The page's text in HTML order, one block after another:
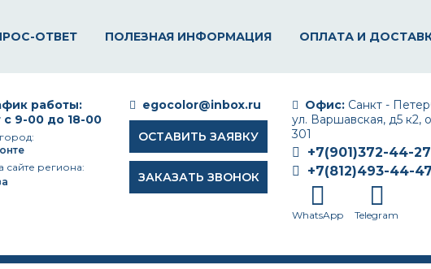
ОТВЕТ ПОЛЕЗНАЯ ИНФОРМАЦИЯ ОПЛАТА И
Офис: Санкт -
ул. Варшавская, д5 к2,
301
+7(901)372-44-27
+7(812)493-44-47
WhatsApp Telegram
egocolor@inbox.ru
ОСТАВИТЬ ЗАЯВКУ
ЗАКАЗАТЬ ЗВОНОК
работы:
с 9-00 до 18-00
сайте региона: